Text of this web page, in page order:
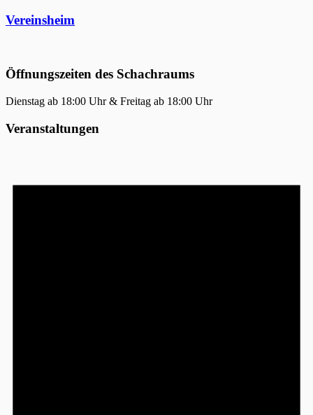
Vereinsheim
Öffnungszeiten des Schachraums
Dienstag ab 18:00 Uhr & Freitag ab 18:00 Uhr
Veranstaltungen